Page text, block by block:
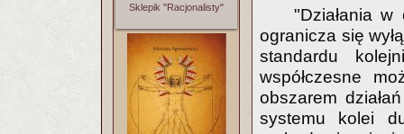
Sklepik "Racjonalisty"
"Działania
ogranicza się
standardu
współczesne
obszarem
systemu kolei